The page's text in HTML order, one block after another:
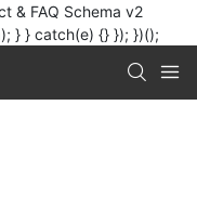
& FAQ Schema v2
} } catch(e) {} }); })();